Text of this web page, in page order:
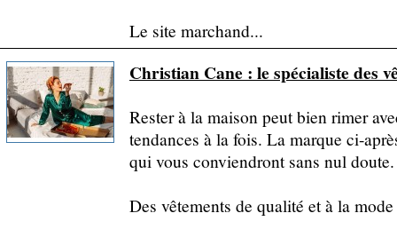
Le site marchand...
Christian Cane : le spécialiste des
Rester à la maison peut bien rimer
tendances à la fois. La marque ci-
qui vous conviendront sans nul doute.
Des vêtements de qualité et à la mode